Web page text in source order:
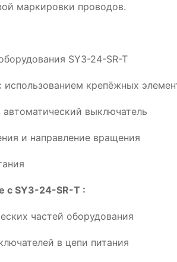
маркировки проводов.
SY3-24-SR-T
крепёжных
выключатель
и направление вращения
с SY3-24-SR-T :
частей оборудования
в цепи питания